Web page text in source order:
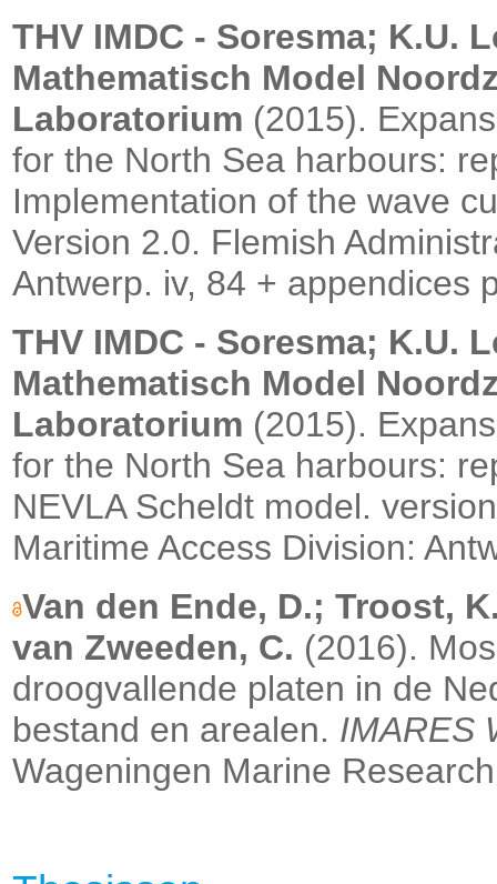
THV IMDC - Soresma; K.U.
Mathematisch Model
Laboratorium (2015).
for the North Sea harbours:
Implementation of the wave
Version 2.0. Flemish
Antwerp. iv, 84 + appendices
THV IMDC - Soresma; K.U.
Mathematisch Model
Laboratorium (2015).
for the North Sea harbours:
NEVLA Scheldt model.
Maritime Access Division:
Van den Ende, D.; Troost,
van Zweeden, C. (2016).
droogvallende platen in de
bestand en arealen. IMARES
Wageningen Marine